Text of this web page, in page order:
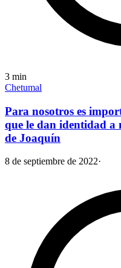
3 min
Chetumal
Para nosotros es
que le dan identidad a
de Joaquín
8 de septiembre de 2022·